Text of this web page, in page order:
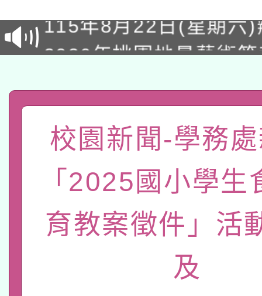
業技術研究院辦理「
用水績優單位及節水達
動」
115年8月22日(星期六
桃園市孔廟祈福系列
2026年桃園地景藝術
關事宜
轉知教育部國民及學前
國立臺灣師範大學辦
年度健康促進學校輔導
函轉國家教育研究院
原住民族教育政策研討
族教育國際趨勢與發展
轉知教育部國民及學前
新北市政府教育局辦
師專業成長研習實施計
方素養工作坊新北場」
函轉國立臺灣師範大學
族語言臺北學習中心
「族語學習班」招生簡
轉知有關國立成功大學
文教學共融平台-教案
教育部國民及學前教
年度COVID-19疫苗接
轉知經濟部水利署委託
校園新聞-學務
「2025國小學生
育教案徵件」活
及